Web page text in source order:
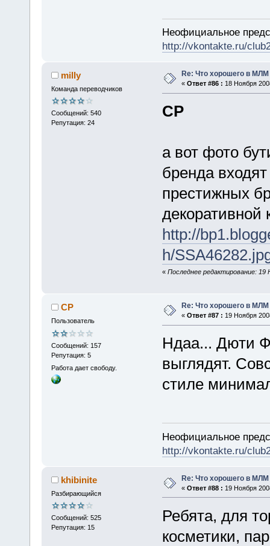
Неофициальное
http://vkontakte.ru/
milly
Команда переводчиков
Сообщений: 540
Репутация: 24
Re: Что хорошего в МЛМ
« Ответ #86 : 18 Ноября
CP
а вот фото
бренда
престижных
декоративной
http://
h/
« Последнее редактирование: 19
CP
Пользователь
Сообщений: 157
Репутация: 5
Работа дает свободу.
Re: Что хорошего в МЛМ
« Ответ #87 : 19 Ноября
Ндаа... Дюти
выглядят.
стиле
Неофициальное
http://vkontakte.ru/
khibinite
Разбирающийся
Сообщений: 525
Репутация: 15
Re: Что хорошего в МЛМ
« Ответ #88 : 19 Ноября
Ребята, для
косметики,